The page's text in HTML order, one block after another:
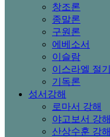
창조론
종말론
구원론
에베소서
이슬람
이스라엘 절기
기독론
성서강해
로마서 강해
야고보서 강해
산상수훈 강해